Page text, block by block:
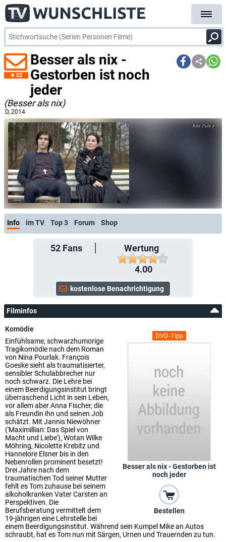
52
Besser als nix -
Gestorben ist noch
jeder
(Besser als nix)
D, 2014
Puls 8
Info im TV Top 3 Forum Shop
52Fans
Wertung
4.00
Filminfos
DVD-Tipp
Besser als nix - Gestorben ist
noch jeder
Bestellen
Komödie
Einfühlsame, schwarzhumorige
Tragikomödie nach dem Roman
von Nina Pourlak. François
Goeske sieht als traumatisierter,
sensibler Schulabbrecher nur
noch schwarz. Die Lehre bei
einem Beerdigungsinstitut bringt
überraschend Licht in sein Leben,
vor allem aber Anna Fischer, die
als Freundin ihn und seinen Job
schätzt. Mit Jannis Niewöhner
('Maximillian: Das Spiel von
Macht und Liebe'), Wotan Wilke
Möhring, Nicolette Krebitz und
Hannelore Elsner bis in den
Nebenrollen prominent besetzt!
Drei Jahre nach dem
traumatischen Tod seiner Mutter
fehlt es Tom zuhause bei seinem
alkoholkranken Vater Carsten an
Perspektiven. Die
Berufsberatung vermittelt dem
19-jährigen eine Lehrstelle bei
einem Beerdigungsinstitut. Während sein Kumpel Mike an Autos
schraubt, hat es Tom nun mit Särgen, Urnen und Trauernden zu tun.